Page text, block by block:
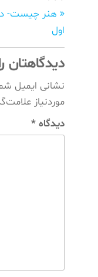
هنر چیست-
اول
دیدگاهتان
نشانی ایمیل
موردنیاز
دیدگاه *